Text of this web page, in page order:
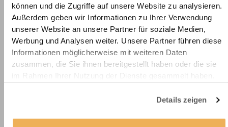
können und die Zugriffe auf unsere Website zu analysieren.
Außerdem geben wir Informationen zu Ihrer Verwendung
unserer Website an unsere Partner für soziale Medien,
Werbung und Analysen weiter. Unsere Partner führen diese
Informationen möglicherweise mit weiteren Daten
zusammen, die Sie ihnen bereitgestellt haben oder die sie
Details zeigen
oder Leim müssen meist separat besorgt werden.
Höherer Montageaufwand:Ohne vorbereitete
Fräsungen kann die Verbindung aufwändiger und
fehleranfälliger sein.
Unsere Maßanfertigungen bieten dagegen:
Komplettes Montagematerial inklusive